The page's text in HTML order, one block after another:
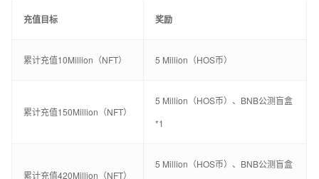
充值目标 奖励
累计充值10Million（NFT） 5 Million（HOS币）
累计充值150Million（NFT）
5 Million（HOS币）、BNB公测盲盒
*1
累计充值420Million（NFT）
5 Million（HOS币）、BNB公测盲盒